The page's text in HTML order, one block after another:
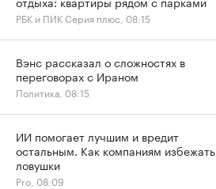
РБК и ПИК Серия плюс, 08:15
Вэнс рассказал о сложностях в
переговорах с Ираном
Политика, 08:15
ИИ помогает лучшим и вредит
остальным. Как компаниям избежать
ловушки
Pro, 08:09